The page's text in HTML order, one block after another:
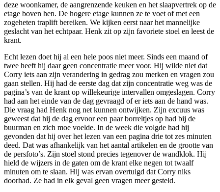
deze woonkamer, de aangrenzende keuken en het slaapvertrek op de
etage boven hen. De hogere etage kunnen ze te voet of met een
zogeheten traplift bereiken. We kijken eerst naar het mannelijke
geslacht van het echtpaar. Henk zit op zijn favoriete stoel en leest de
krant.
Echt lezen doet hij al een hele poos niet meer. Sinds een maand of
twee heeft hij daar geen concentratie meer voor. Hij wilde niet dat
Corry iets aan zijn verandering in gedrag zou merken en vragen zou
gaan stellen. Hij had de eerste dag dat zijn concentratie weg was de
pagina’s van de krant op willekeurige intervallen omgeslagen. Corry
had aan het einde van de dag gevraagd of er iets aan de hand was.
Die vraag had Henk nog net kunnen ontwijken. Zijn excuus was
geweest dat hij de dag ervoor een paar borreltjes op had bij de
buurman en zich moe voelde. In de week die volgde had hij
gevonden dat hij over het lezen van een pagina drie tot zes minuten
deed. Dat was afhankelijk van het aantal artikelen en de grootte van
de persfoto’s. Zijn stoel stond precies tegenover de wandklok. Hij
hield de wijzers in de gaten om de krant elke negen tot twaalf
minuten om te slaan. Hij was ervan overtuigd dat Corry niks
doorhad. Ze had in elk geval geen vragen meer gesteld.